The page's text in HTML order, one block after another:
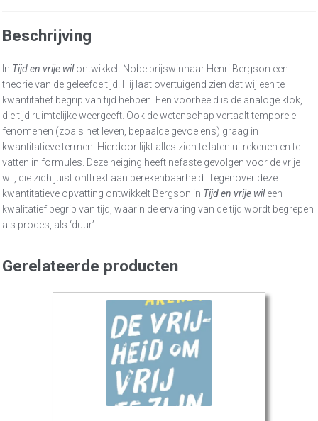
Beschrijving
In Tijd en vrije wilontwikkelt Nobelprijswinnaar Henri Bergson een
theorie van de geleefde tijd. Hij laat overtuigend zien dat wij een te
kwantitatief begrip van tijd hebben. Een voorbeeld is de analoge klok,
die tijd ruimtelijke weergeeft. Ook de wetenschap vertaalt temporele
fenomenen (zoals het leven, bepaalde gevoelens) graag in
kwantitatieve termen. Hierdoor lijkt alles zich te laten uitrekenen en te
vatten in formules. Deze neiging heeft nefaste gevolgen voor de vrije
wil, die zich juist onttrekt aan berekenbaarheid. Tegenover deze
kwantitatieve opvatting ontwikkelt Bergson in Tijd en vrije wileen
kwalitatief begrip van tijd, waarin de ervaring van de tijd wordt begrepen
als proces, als ‘duur’.
Gerelateerde producten